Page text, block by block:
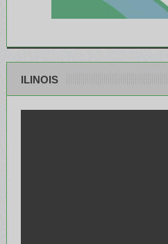
ILINOIS